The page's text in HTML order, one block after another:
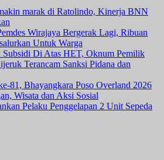
marak di Ratolindo, Kinerja BNN
Wirajaya Bergerak Lagi, Ribuan
Untuk Warga
Subsidi Di Atas HET, Oknum Pemilik
Terancam Sanksi Pidana dan
81, Bhayangkara Poso Overland 2026
Wisata dan Aksi Sosial
Pelaku Penggelapan 2 Unit Sepeda